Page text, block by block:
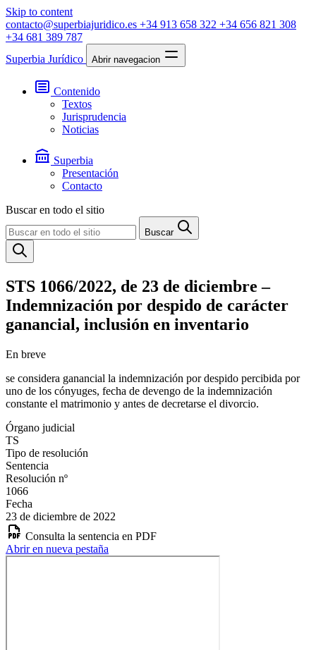
Skip to content
contacto@superbiajuridico.es +34 913 658 322 +34 656 821 308
+34 681 389 787
Superbia Jurídico
Abrir navegacion
Contenido
Textos
Jurisprudencia
Noticias
Superbia
Presentación
Contacto
Buscar en todo el sitio
Buscar
STS 1066/2022, de 23 de diciembre –
Indemnización por despido de carácter
ganancial, inclusión en inventario
En breve
se considera ganancial la indemnización por despido percibida por
uno de los cónyuges, fecha de devengo de la indemnización
constante el matrimonio y antes de decretarse el divorcio.
Órgano judicial
TS
Tipo de resolución
Sentencia
Resolución nº
1066
Fecha
23 de diciembre de 2022
Consulta la sentencia en PDF
Abrir en nueva pestaña